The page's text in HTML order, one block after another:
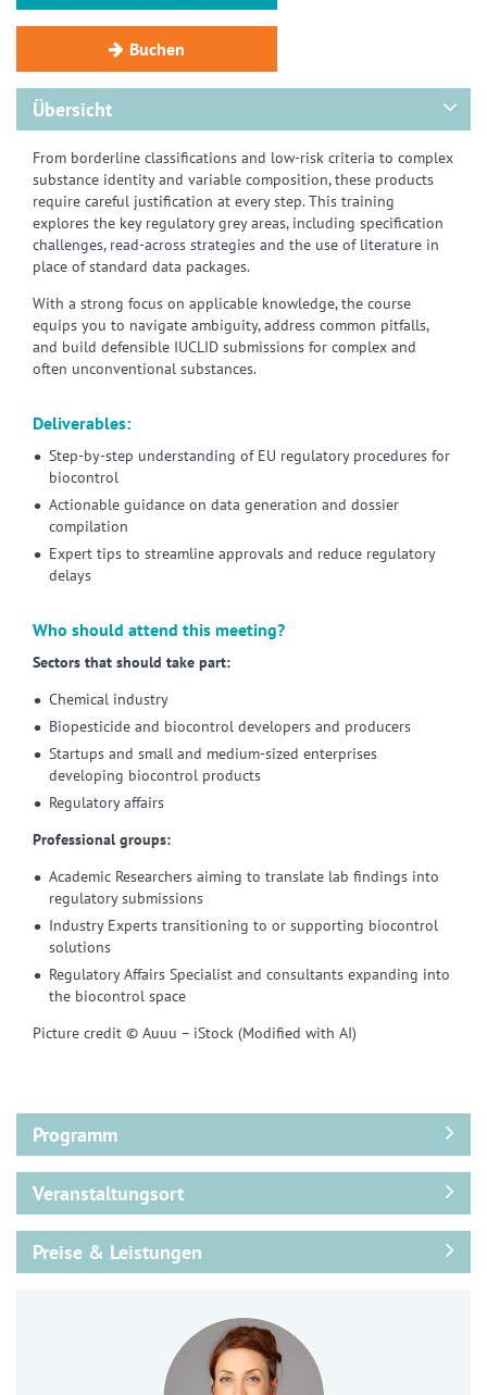
Buchen
Übersicht
From borderline classifications and low-risk criteria to complex
substance identity and variable composition, these products
require careful justification at every step. This training
explores the key regulatory grey areas, including specification
challenges, read-across strategies and the use of literature in
place of standard data packages.
With a strong focus on applicable knowledge, the course
equips you to navigate ambiguity, address common pitfalls,
and build defensible IUCLID submissions for complex and
often unconventional substances.
Deliverables:
Step-by-step understanding of EU regulatory procedures for
biocontrol
Actionable guidance on data generation and dossier
compilation
Expert tips to streamline approvals and reduce regulatory
delays
Who should attend this meeting?
Sectors that should take part:
Chemical industry
Biopesticide and biocontrol developers and producers
Startups and small and medium-sized enterprises
developing biocontrol products
Regulatory affairs
Professional groups:
Academic Researchers aiming to translate lab findings into
regulatory submissions
Industry Experts transitioning to or supporting biocontrol
solutions
Regulatory Affairs Specialist and consultants expanding into
the biocontrol space
Picture credit © Auuu – iStock (Modified with AI)
Programm
Veranstaltungsort
Preise & Leistungen